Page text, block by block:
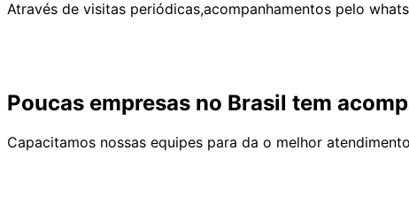
Através de visitas periódicas,acompanhamentos pelo
Poucas empresas no Brasil tem
Capacitamos nossas equipes para da o melhor